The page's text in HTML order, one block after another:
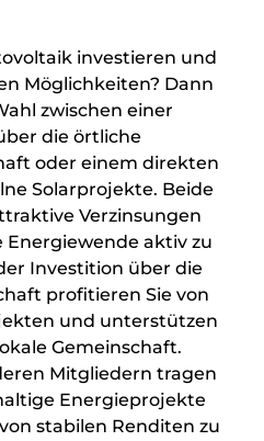
investieren und
Möglichkeiten? Dann
zwischen einer
die örtliche
oder einem direkten
Solarprojekte. Beide
Verzinsungen
Energiewende aktiv zu
Investition über die
profitieren Sie von
und unterstützen
Gemeinschaft.
Mitgliedern tragen
Energieprojekte
stabilen Renditen zu